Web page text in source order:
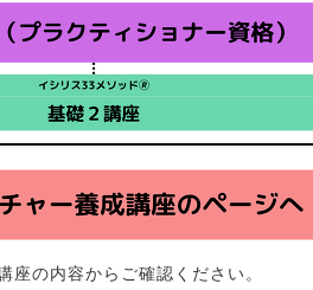
の内容からご確認ください。